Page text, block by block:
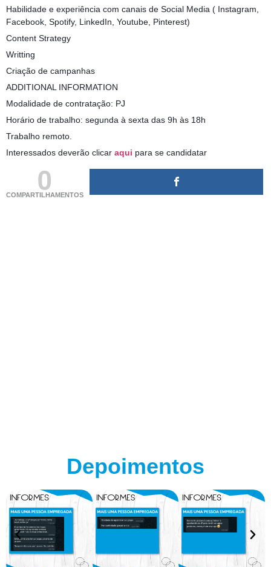
Habilidade e experiência com canais de Social Media ( Instagram,
Facebook, Spotify, LinkedIn, Youtube, Pinterest)
Content Strategy
Writting
Criação de campanhas
ADDITIONAL INFORMATION
Modalidade de contratação: PJ
Horário de trabalho: segunda à sexta das 9h às 18h
Trabalho remoto.
Interessados deverão clicar aqui para se candidatar
0
COMPARTILHAMENTOS
Depoimentos